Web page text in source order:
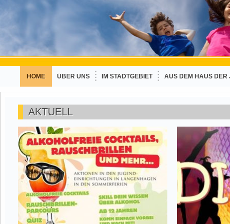
HOME ÜBER UNS IM STADTGEBIET AUS DEM HAUS DER
AKTUELL